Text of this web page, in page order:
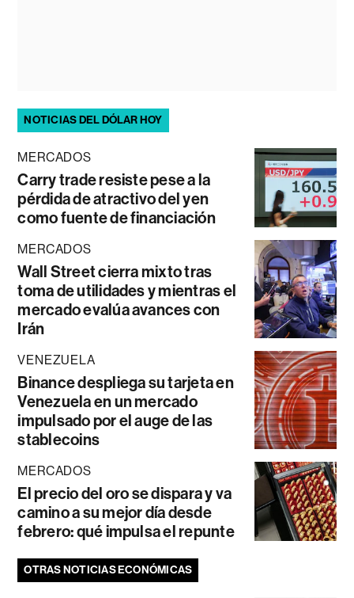
NOTICIAS DEL DÓLAR HOY
MERCADOS
Carry trade resiste pese a la
pérdida de atractivo del yen
como fuente de financiación
MERCADOS
Wall Street cierra mixto tras
toma de utilidades y mientras el
mercado evalúa avances con
Irán
VENEZUELA
Binance despliega su tarjeta en
Venezuela en un mercado
impulsado por el auge de las
stablecoins
MERCADOS
El precio del oro se dispara y va
camino a su mejor día desde
febrero: qué impulsa el repunte
OTRAS NOTICIAS ECONÓMICAS